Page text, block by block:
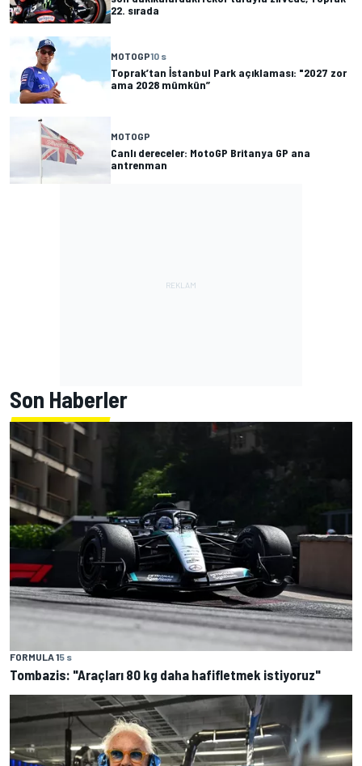
22. sırada
MOTOGP10 s
Toprak’tan İstanbul Park açıklaması: "2027 zor
ama 2028 mümkün”
MOTOGP
Canlı dereceler: MotoGP Britanya GP ana
antrenman
Son Haberler
FORMULA 15 s
Tombazis: "Araçları 80 kg daha hafifletmek istiyoruz"